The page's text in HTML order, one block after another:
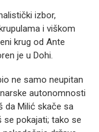
izbor,
i viškom
krug od Ante
je u Dohi.
ne samo neupitan
autonomnosti
da Milić skače sa
se pokajati; tako se